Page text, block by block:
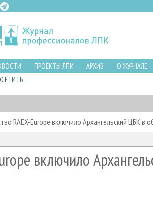
ПРОЕКТЫ ЛПИ АРХИВ О ЖУРНАЛЕ
RAEX-Europe включило Архангельский ЦБК в
включило